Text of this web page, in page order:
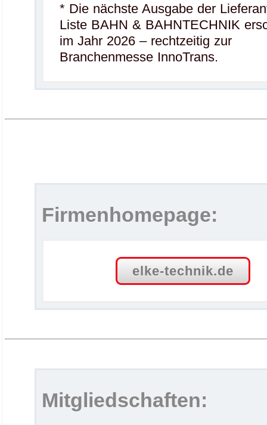
* Die nächste Ausgabe der
Liste BAHN & BAHNTECHNIK
im Jahr 2026 – rechtzeitig zur
Branchenmesse InnoTrans.
Firmenhomepage:
elke-technik.de
Mitgliedschaften: